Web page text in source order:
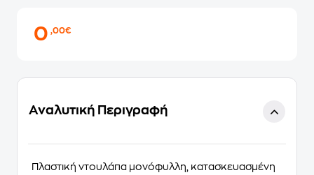
0,00€
Αναλυτική Περιγραφή
Πλαστική ντουλάπα μονόφυλλη, κατασκευασμένη